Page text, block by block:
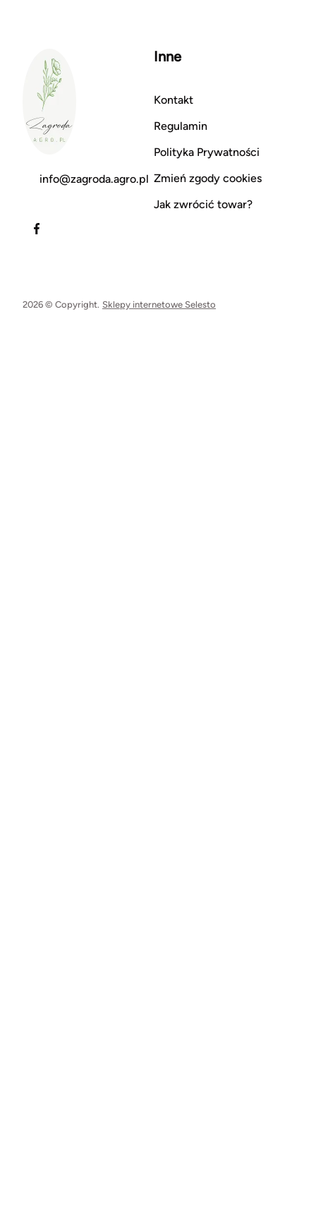
info@zagroda.agro.pl
Inne
Kontakt
Regulamin
Polityka Prywatności
Zmień zgody cookies
Jak zwrócić towar?
2026 © Copyright. Sklepy internetowe Selesto